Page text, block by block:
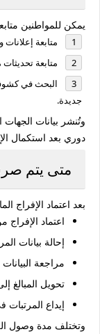
يمكن للمواطنين
متابعة إعلانات
متابعة
البحث في
جديدة.
وتُنشر بيانات
دوري بعد استكمال
متى يتم
بعد اعتماد الإفراج
اعتماد الإفراج
إحالة بيانات
مراجعة
تحويل المبالغ
إيداع
وتختلف مدة وصول